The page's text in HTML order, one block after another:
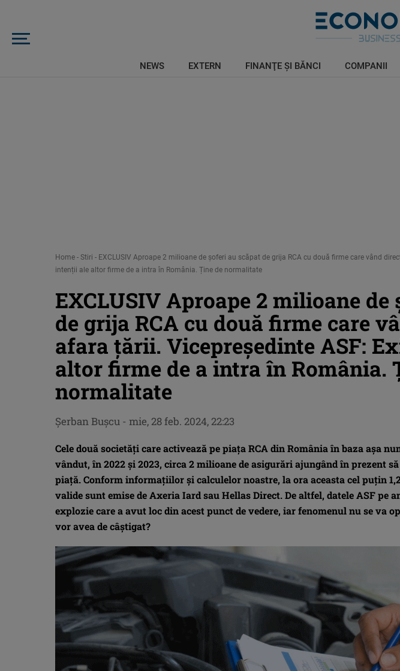
NEWS EXTERN FINANŢE ŞI BĂNCI COMPANII
Home - Stiri - EXCLUSIV Aproape 2 milioane de șoferi au scăpat de grija RCA cu două firme care vând
intenții ale altor firme de a intra în România. Ține de normalitate
EXCLUSIV Aproape 2 milioane de
de grija RCA cu două firme care
afara țării. Vicepreședinte ASF:
altor firme de a intra în România.
normalitate
Cele două societăți care activează pe piața RCA din România în baza așa
vândut, în 2022 și 2023, circa 2 milioane de asigurări ajungând în prezent
piață. Conform informațiilor și calculelor noastre, la ora aceasta cel puțin
valide sunt emise de Axeria Iard sau Hellas Direct. De altfel, datele ASF pe
explozie care a avut loc din acest punct de vedere, iar fenomenul nu se va
vor avea de câștigat?
Şerban Buşcu - mie, 28 feb. 2024, 22:23